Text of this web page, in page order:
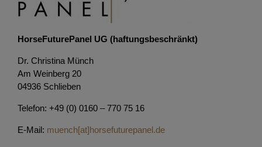
HorseFuturePanel UG (haftungsbeschränkt)
Dr. Christina Münch
Am Weinberg 20
04936 Schlieben
Telefon: +49 (0) 0160 – 770 75 16
E-Mail: muench[at]horsefuturepanel.de